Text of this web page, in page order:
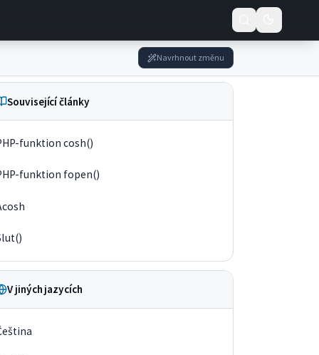
Navrhnout změnu
Související články
funktion cosh()
funktion fopen()
V jiných jazycích